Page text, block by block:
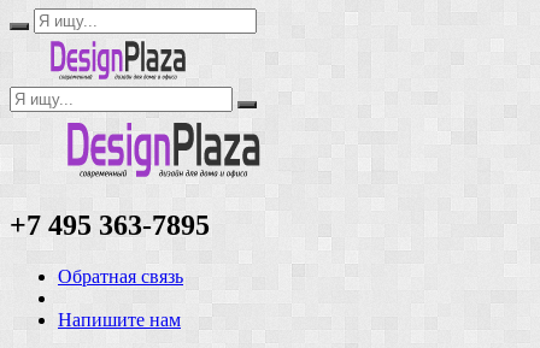
+7 495 363-7895
Обратная связь
Напишите нам